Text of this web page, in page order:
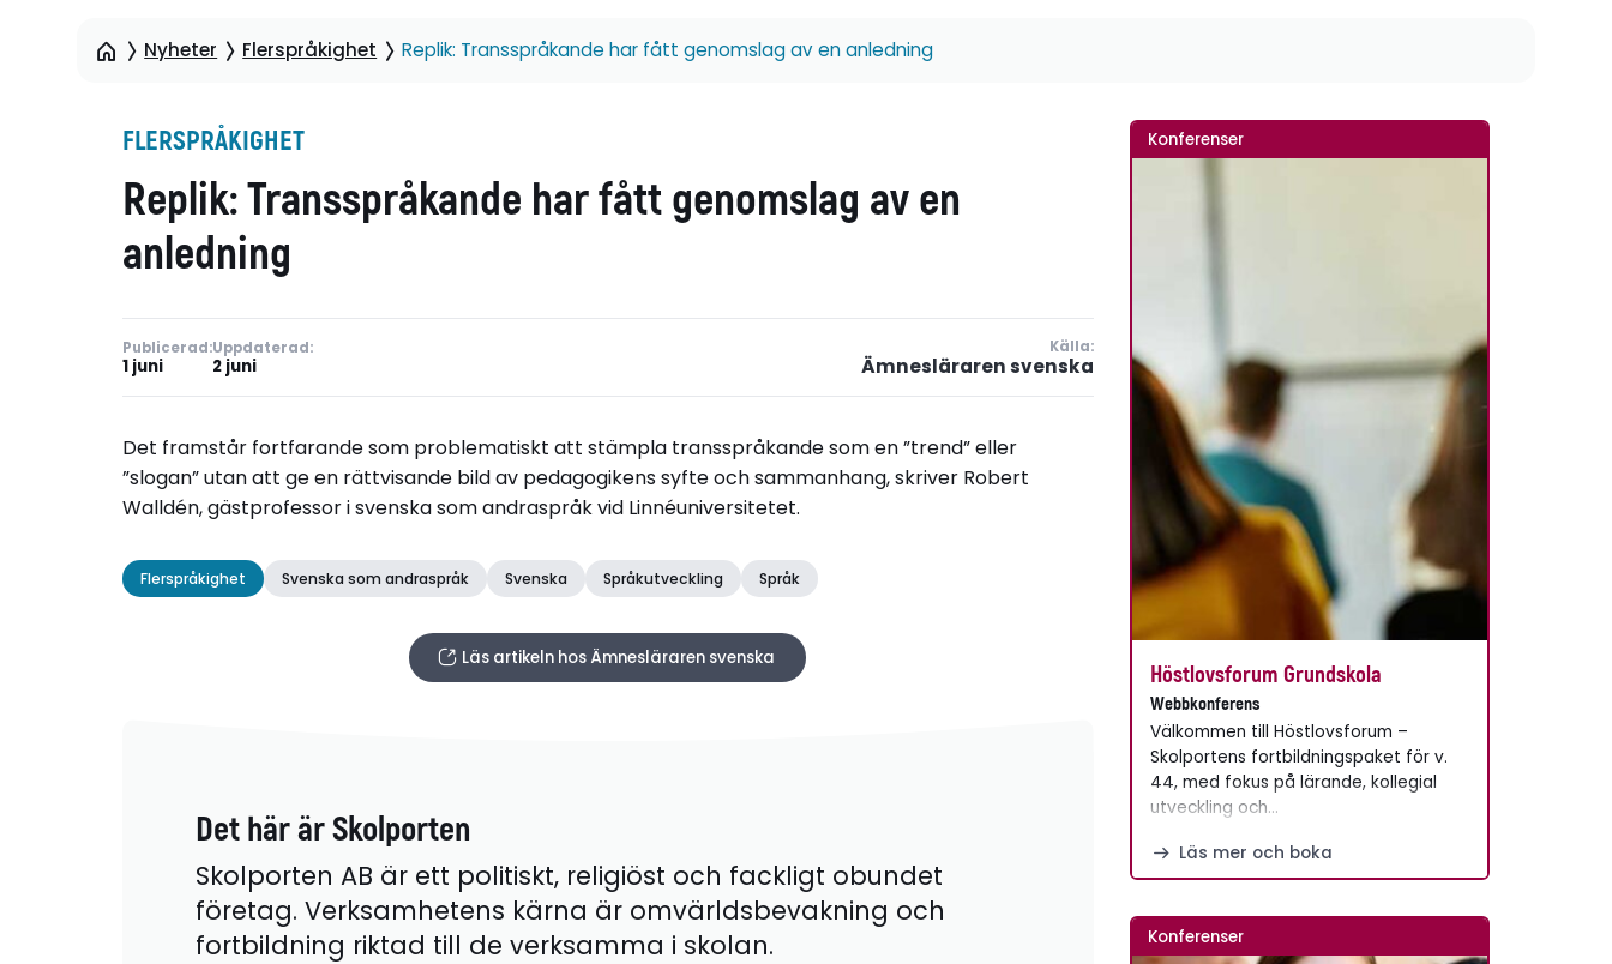
Nyheter Flerspråkighet Replik: Transspråkande har fått genomslag av en anledning
FLERSPRÅKIGHET
Replik: Transspråkande har fått genomslag av en
anledning
Publicerad:
1 juni
Uppdaterad:
2 juni
Källa:
Ämnesläraren svenska
Det framstår fortfarande som problematiskt att stämpla transspråkande som en ”trend” eller
”slogan” utan att ge en rättvisande bild av pedagogikens syfte och sammanhang, skriver Robert
Walldén, gästprofessor i svenska som andraspråk vid Linnéuniversitetet.
Flerspråkighet Svenska som andraspråk Svenska Språkutveckling Språk
Läs artikeln hos Ämnesläraren svenska
Det här är Skolporten
Skolporten AB är ett politiskt, religiöst och fackligt obundet
företag. Verksamhetens kärna är omvärldsbevakning och
fortbildning riktad till de verksamma i skolan.
Konferenser
Höstlovsforum Grundskola
Webbkonferens
Välkommen till Höstlovsforum –
Skolportens fortbildningspaket för v.
44, med fokus på lärande, kollegial
utveckling och…
Läs mer och boka
Konferenser